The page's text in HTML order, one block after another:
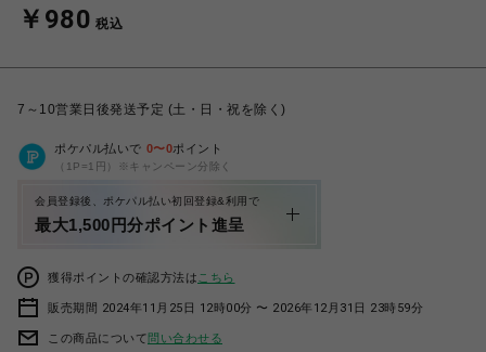
￥980 税込
7～10営業日後発送予定 (土・日・祝を除く)
ポケパル払いで 0〜0ポイント
（1P=1円）※キャンペーン分除く
会員登録後、ポケパル払い初回登録&利用で
最大1,500円分ポイント進呈
獲得ポイントの確認方法は こちら
販売期間 2024年11月25日 12時00分 〜 2026年12月31日 23時59分
この商品について問い合わせる